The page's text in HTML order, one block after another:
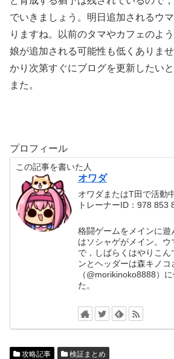
でいきましょう。明日追加されるウ
りますね。以前のタマやカフェのよ
娘が追加される可能性も低くありま
かり次第すぐにブログを更新したい
また。
プロフィール
この記事を書いた人
オワダ
オワダまたはT田で活動中
トレーナーID：978 853
格闘ゲームをメインに遊
はソシャゲがメイン。ウ
で，しばらくはやりこん
ンとヘッダーは森キノコ
（@morikinoko8888）
た。
攻略記事 検証まとめ